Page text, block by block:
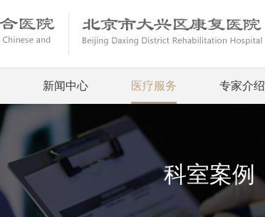
新闻中心 医疗服务 专家介绍
科室案例